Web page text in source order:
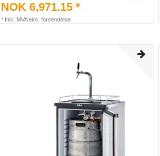
NOK 6,971.15 *
* Inkl. MVAeks. forsendelse